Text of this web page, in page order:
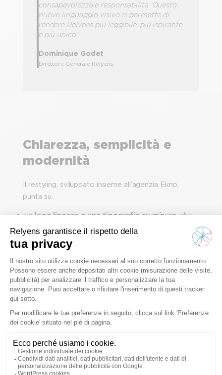
consapevolezza e responsabilità. Questo
nuovo linguaggio visivo ci permette di
rendere Relyens più leggibile, più ispirante
e più unico.”
Dominique Godet
Direttore Generale Relyens
Chiarezza, semplicità e
modernità
Il restyling, sviluppato insieme all’agenzia Ekno,
punta su:
un logo lineare e una tipografia su misura , che
conferiscono al marchio un aspetto contemporaneo
e coerente;
Prima